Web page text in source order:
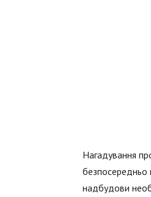
Нагадування
безпосередньо
надбудови